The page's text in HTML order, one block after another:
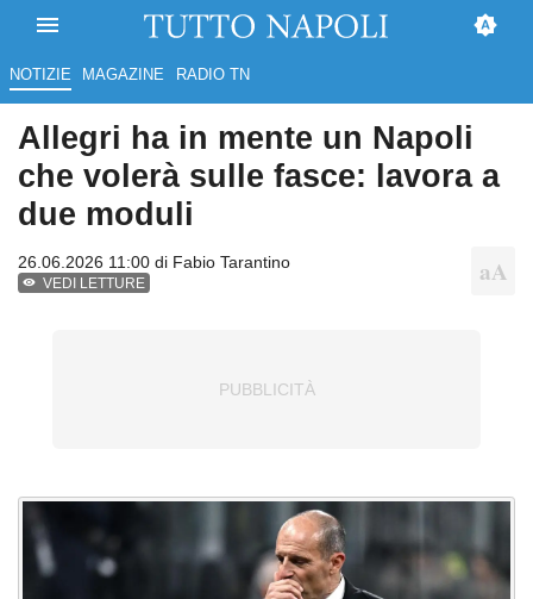
NOTIZIE MAGAZINE RADIO TN
Allegri ha in mente un Napoli
che volerà sulle fasce: lavora a
due moduli
26.06.2026 11:00 di Fabio Tarantino
VEDI LETTURE